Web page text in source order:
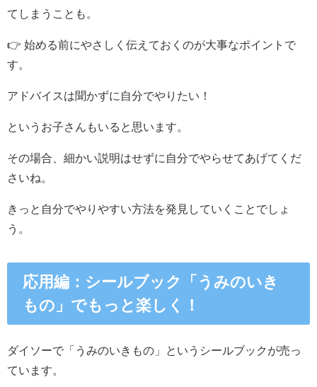
てしまうことも。
👉 始める前にやさしく伝えておくのが大事なポイントで
す。
アドバイスは聞かずに自分でやりたい！
というお子さんもいると思います。
その場合、細かい説明はせずに自分でやらせてあげてくだ
さいね。
きっと自分でやりやすい方法を発見していくことでしょ
う。
応用編：シールブック「うみのいき
もの」でもっと楽しく！
ダイソーで「うみのいきもの」というシールブックが売っ
ています。